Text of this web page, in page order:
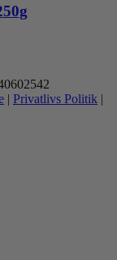
| Privatlivs Politik |